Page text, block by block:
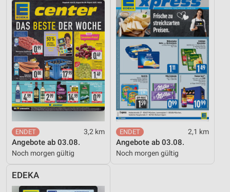
3,2 km
Angebote ab 03.08.
Noch morgen gültig
2,1 km
Angebote ab 03.08.
Noch morgen gültig
EDEKA